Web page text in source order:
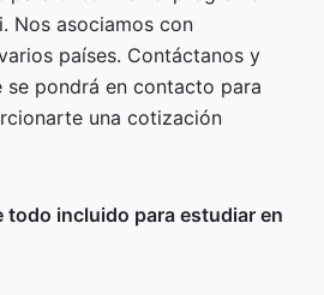
Nos asociamos con
países. Contáctanos y
se pondrá en contacto para
una cotización
todo incluido para estudiar en